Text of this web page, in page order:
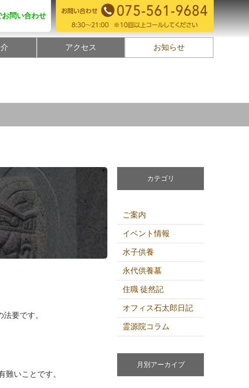
問い合わせ
アクセス お知らせ
要です。
いことです。
カテゴリ
ご案内
イベント情報
水子供養
永代供養墓
住職 徒然記
オフィス石太郎日記
霊源院コラム
月別アーカイブ